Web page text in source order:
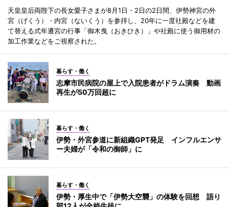
天皇皇后両陛下の長女愛子さまが8月1日・2日の2日間、伊勢神宮の外
宮（げくう）・内宮（ないくう）を参拝し、20年に一度社殿などを建
て替える式年遷宮の行事「御木曳（おきひき）」や社殿に使う御用材の
加工作業などをご視察された。
暮らす・働く
志摩市民病院の屋上で入院患者がドラム演奏 動画
再生が50万回超に
暮らす・働く
伊勢・外宮参道に新組織GPT発足 インフルエンサ
ー夫婦が「令和の御師」に
暮らす・働く
伊勢・厚生中で「伊勢大空襲」の体験を回想 語り